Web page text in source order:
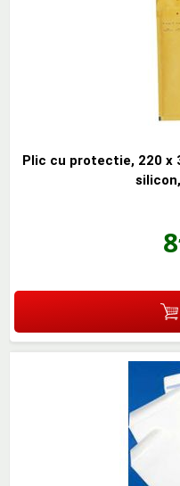
Plic cu protectie, 220 x
8